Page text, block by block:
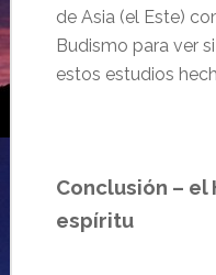
de Asia (el Este)
Budismo para ver
estos estudios
Conclusión – el
espíritu